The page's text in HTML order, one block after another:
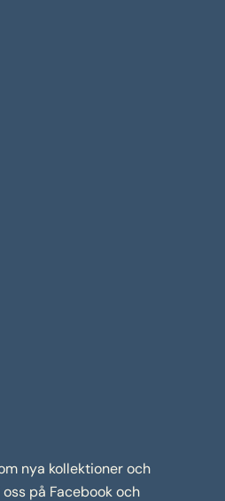
nya kollektioner och
på Facebook och